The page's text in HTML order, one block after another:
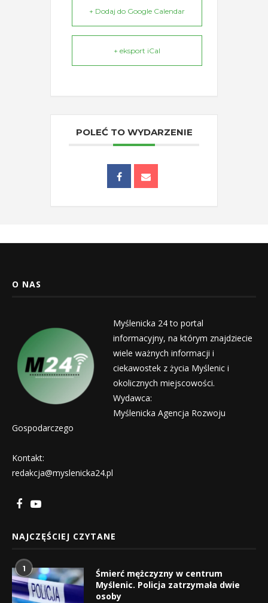
+ Dodaj do Google Calendar
+ eksport iCal
POLEĆ TO WYDARZENIE
O NAS
Myślenicka 24 to portal
informacyjny, na którym znajdziecie
wiele ważnych informacji i
ciekawostek z życia Myślenic i
okolicznych miejscowości.
Wydawca:
Myślenicka Agencja Rozwoju
Gospodarczego
Kontakt:
redakcja@myslenicka24.pl
NAJCZĘŚCIEJ CZYTANE
1
Śmierć mężczyzny w centrum
Myślenic. Policja zatrzymała dwie
osoby